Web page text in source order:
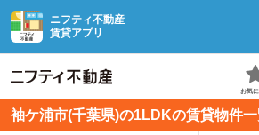
ニフティ不動産
賃貸アプリ
お気
袖ケ浦市(千葉県)の1LDKの賃貸物件